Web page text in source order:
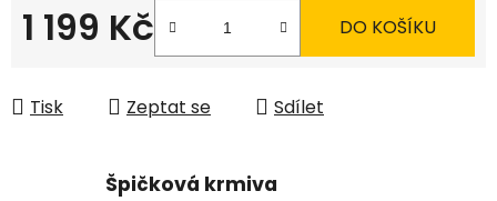
1 199 Kč DO KOŠÍKU
Tisk Zeptat se Sdílet
Špičková krmiva